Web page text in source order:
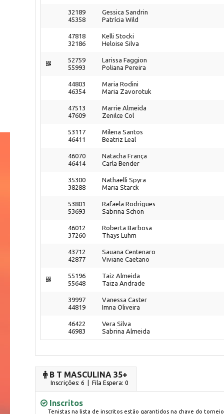
32189
45358
Gessica Sandrin
Patrícia Wild
47818
32186
Kelli Stocki
Heloise Silva
52759
55993
Larissa Faggion
Poliana Pereira
44803
46354
Maria Rodini
Maria Zavorotuk
47513
47609
Marrie Almeida
Zenilce Col
53117
46411
Milena Santos
Beatriz Leal
46070
46414
Natacha França
Carla Bender
35300
38288
Nathaelli Spyra
Maria Starck
53801
53693
Rafaela Rodrigues
Sabrina Schön
46012
37260
Roberta Barbosa
Thays Luhm
43712
42877
Sauana Centenaro
Viviane Caetano
55196
55648
Taiz Almeida
Taiza Andrade
39997
44819
Vanessa Caster
Imna Oliveira
46422
46983
Vera Silva
Sabrina Almeida
B T MASCULINA 35+
Inscrições: 6 | Fila Espera: 0
Inscritos
Tenistas na lista de inscritos estão garantidos na chave do torneio